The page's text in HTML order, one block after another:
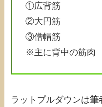
①広背筋
②大円筋
③僧帽筋
※主に背中の筋肉
ラットプルダウンは筆